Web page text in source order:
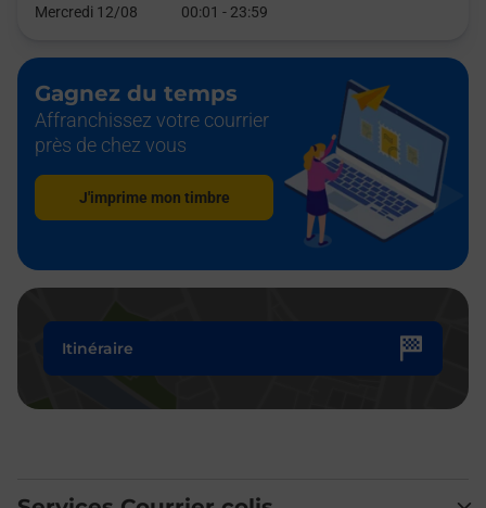
Mercredi 12/08
00:01 - 23:59
Gagnez du temps
Affranchissez votre courrier
près de chez vous
J'imprime mon timbre
Itinéraire